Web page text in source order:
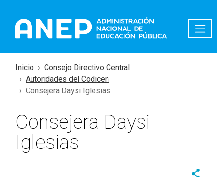
Inicio
Consejo Directivo Central
Autoridades del Codicen
Consejera Daysi Iglesias
Consejera Daysi
Iglesias